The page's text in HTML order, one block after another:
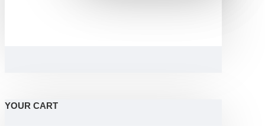
YOUR CART